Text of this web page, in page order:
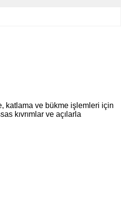
katlama ve bükme işlemleri için
kıvrımlar ve açılarla